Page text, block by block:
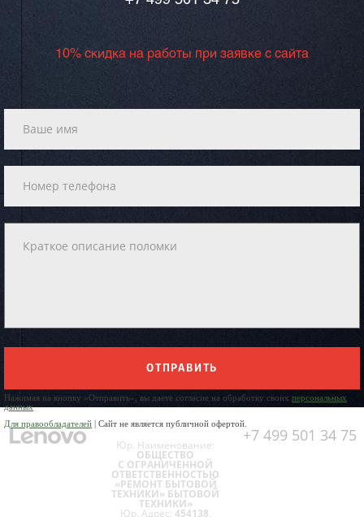
10% скидка на работы при заявке с сайта
ОТПРАВИТЬ
Нажимая на кнопку «Отправить», вы даете согласие на обработку своих персональных
данных
Для правообладателей | Сайт не является публичной офертой.
+7 499 501 34 75
Юр. Наименование:
ОБЩЕСТВО
С ОГРАНИЧЕННОЙ
ОТВЕТСТВЕННОСТЬЮ
«РЕМОНТ БЫТОВОЙ
ТЕХНИКИ» БЫТОВОЙ
ТЕХНИКИ»
Юр. Адрес: 454138,